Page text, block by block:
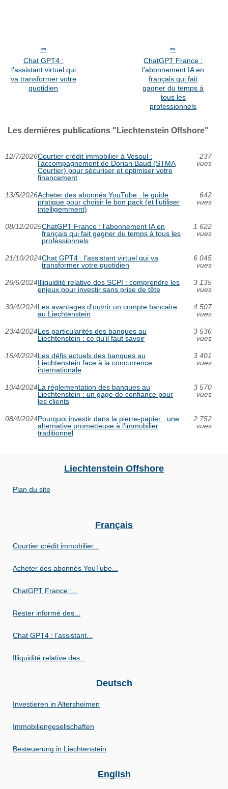
Chat GPT4 :
l'assistant virtuel qui
va transformer votre
quotidien
ChatGPT France :
l’abonnement IA en
français qui fait
gagner du temps à
tous les
professionnels
Les dernières publications "Liechtenstein Offshore"
12/7/2026Courtier crédit immobilier à Vesoul :
l’accompagnement de Dorian Baud (STMA
Courtier) pour sécuriser et optimiser votre
financement
237
vues
13/5/2026Acheter des abonnés YouTube : le guide
pratique pour choisir le bon pack (et l’utiliser
intelligemment)
642
vues
08/12/2025ChatGPT France : l’abonnement IA en
français qui fait gagner du temps à tous les
professionnels
1 622
vues
21/10/2024Chat GPT4 : l'assistant virtuel qui va
transformer votre quotidien
6 045
vues
26/6/2024Illiquidité relative des SCPI : comprendre les
enjeux pour investir sans prise de tête
3 135
vues
30/4/2024Les avantages d'ouvrir un compte bancaire
au Liechtenstein
4 507
vues
23/4/2024Les particularités des banques au
Liechtenstein : ce qu'il faut savoir
3 536
vues
16/4/2024Les défis actuels des banques au
Liechtenstein face à la concurrence
internationale
3 401
vues
10/4/2024La réglementation des banques au
Liechtenstein : un gage de confiance pour
les clients
3 570
vues
08/4/2024Pourquoi investir dans la pierre-papier : une
alternative prometteuse à l’immobilier
traditionnel
2 752
vues
Liechtenstein Offshore
Plan du site
Français
Courtier crédit immobilier...
Acheter des abonnés YouTube...
ChatGPT France :...
Rester informé des...
Chat GPT4 : l'assistant...
Illiquidité relative des...
Deutsch
Investieren in Altersheimen
Immobiliengesellschaften
Besteuerung in Liechtenstein
English